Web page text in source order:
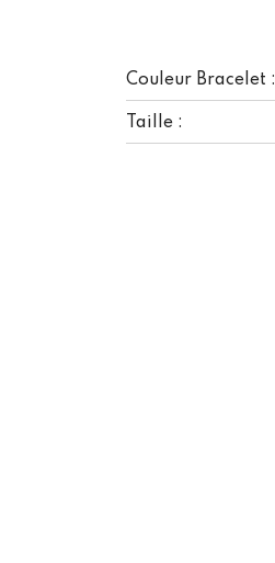
Couleur Bracelet :
Taille :